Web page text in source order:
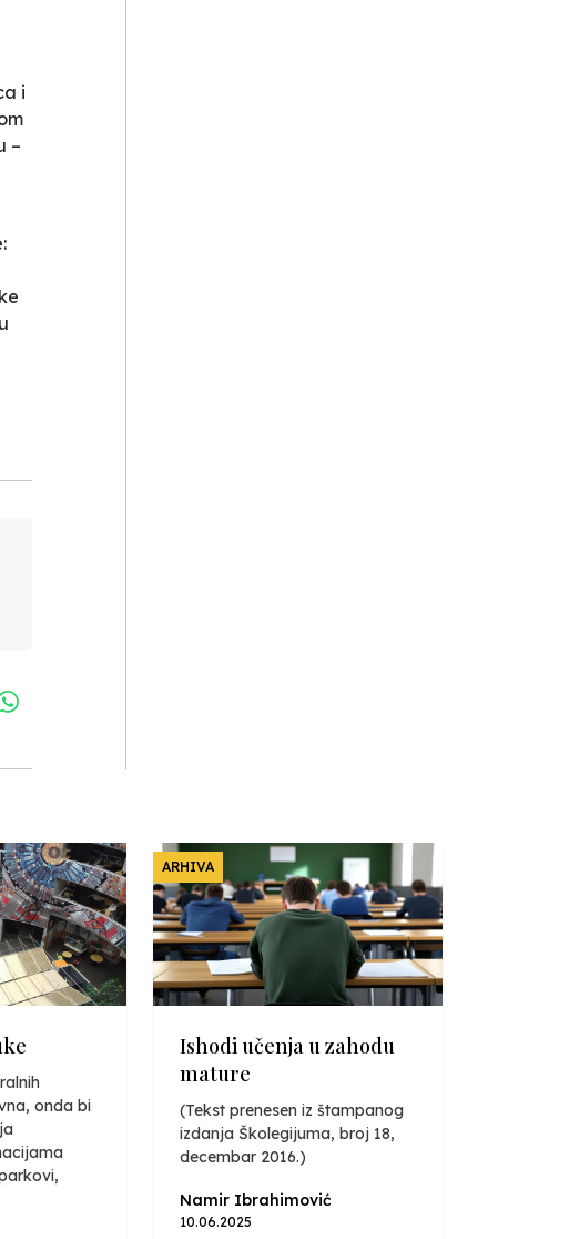
i
–
onda bi
ARHIVA
Ishodi učenja u zahodu
mature
(Tekst prenesen iz štampanog
izdanja Školegijuma, broj 18,
decembar 2016.)
Namir Ibrahimović
10.06.2025